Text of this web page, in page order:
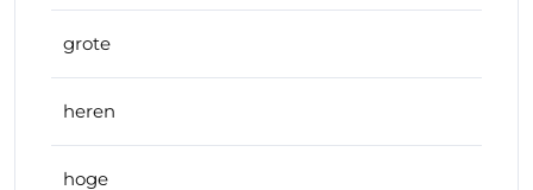
grote
heren
hoge